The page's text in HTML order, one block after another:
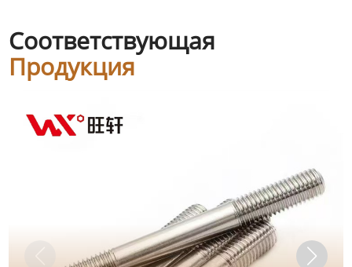
Соответствующая
Продукция